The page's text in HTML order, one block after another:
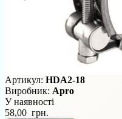
Артикул: HDA2-18
Виробник: Apro
У наявності
58,00 грн.